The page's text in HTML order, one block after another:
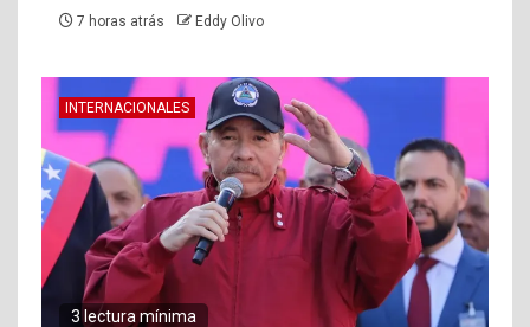
7 horas atrás Eddy Olivo
INTERNACIONALES
3 lectura mínima